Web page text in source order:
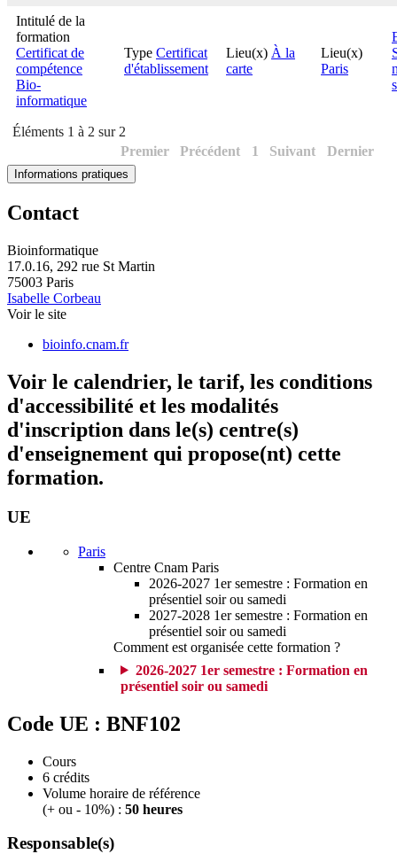
Intitulé de la
formation
Certificat de
compétence
Bio-
informatique
Type Certificat
d'établissement
Lieu(x) À la
carte
Lieu(x)
Paris
Éléments 1 à 2 sur 2
Premier
Précédent 1 Suivant Dernier
Informations pratiques
Contact
Bioinformatique
17.0.16, 292 rue St Martin
75003 Paris
Isabelle Corbeau
Voir le site
bioinfo.cnam.fr
Voir le calendrier, le tarif, les conditions
d'accessibilité et les modalités
d'inscription dans le(s) centre(s)
d'enseignement qui propose(nt) cette
formation.
UE
Paris
Centre Cnam Paris
2026-2027 1er semestre : Formation en
présentiel soir ou samedi
2027-2028 1er semestre : Formation en
présentiel soir ou samedi
Comment est organisée cette formation ?
2026-2027 1er semestre : Formation en
présentiel soir ou samedi
Code UE : BNF102
Cours
6 crédits
Volume horaire de référence
(+ ou - 10%) : 50 heures
Responsable(s)